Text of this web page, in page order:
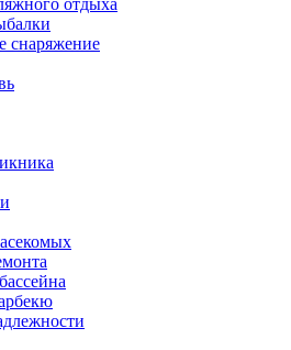
отдыха
снаряжение